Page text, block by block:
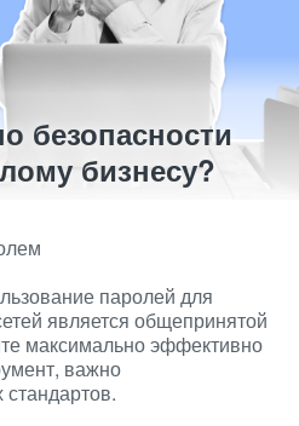
безопасности
бизнесу?
паролей для
является общепринятой
максимально эффективно
важно
стандартов.